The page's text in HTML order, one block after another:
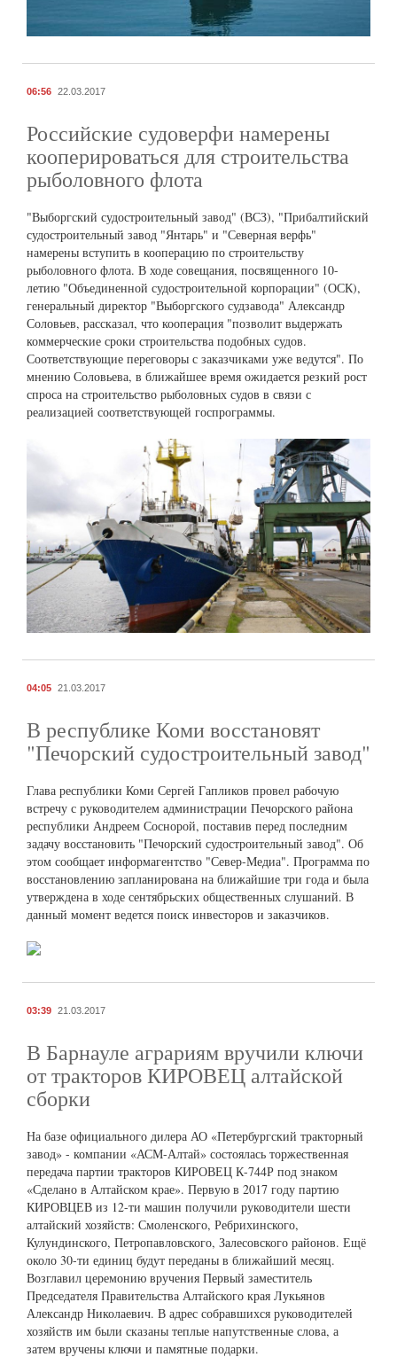
06:56 22.03.2017
Российские судоверфи намерены
кооперироваться для строительства
рыболовного флота
"Выборгский судостроительный завод" (ВСЗ), "Прибалтийский
судостроительный завод "Янтарь" и "Северная верфь"
намерены вступить в кооперацию по строительству
рыболовного флота. В ходе совещания, посвященного 10-
летию "Объединенной судостроительной корпорации" (ОСК),
генеральный директор "Выборгского судзавода" Александр
Соловьев, рассказал, что кооперация "позволит выдержать
коммерческие сроки строительства подобных судов.
Соответствующие переговоры с заказчиками уже ведутся". По
мнению Соловьева, в ближайшее время ожидается резкий рост
спроса на строительство рыболовных судов в связи с
реализацией соответствующей госпрограммы.
04:05 21.03.2017
В республике Коми восстановят
"Печорский судостроительный завод"
Глава республики Коми Сергей Гапликов провел рабочую
встречу с руководителем администрации Печорского района
республики Андреем Соснорой, поставив перед последним
задачу восстановить "Печорский судостроительный завод". Об
этом сообщает информагентство "Север-Медиа". Программа по
восстановлению запланирована на ближайшие три года и была
утверждена в ходе сентябрьских общественных слушаний. В
данный момент ведется поиск инвесторов и заказчиков.
03:39 21.03.2017
В Барнауле аграриям вручили ключи
от тракторов КИРОВЕЦ алтайской
сборки
На базе официального дилера АО «Петербургский тракторный
завод» - компании «АСМ-Алтай» состоялась торжественная
передача партии тракторов КИРОВЕЦ К-744Р под знаком
«Сделано в Алтайском крае». Первую в 2017 году партию
КИРОВЦЕВ из 12-ти машин получили руководители шести
алтайский хозяйств: Смоленского, Ребрихинского,
Кулундинского, Петропавловского, Залесовского районов. Ещё
около 30-ти единиц будут переданы в ближайший месяц.
Возглавил церемонию вручения Первый заместитель
Председателя Правительства Алтайского края Лукьянов
Александр Николаевич. В адрес собравшихся руководителей
хозяйств им были сказаны теплые напутственные слова, а
затем вручены ключи и памятные подарки.